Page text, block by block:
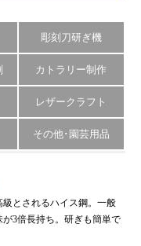
彫刻刀研ぎ機
カトラリー制作
レザークラフト
その他･園芸用品
とされるハイス鋼。一般
3倍長持ち。研ぎも簡単で